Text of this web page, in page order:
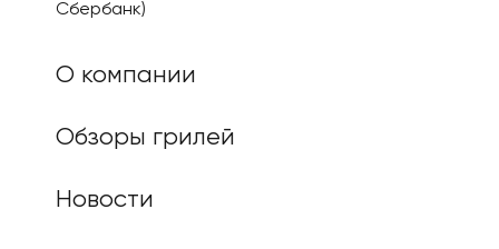
Сбербанк)
О компании
Обзоры грилей
Новости